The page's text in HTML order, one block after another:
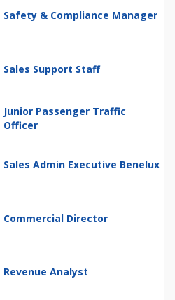
Safety & Compliance Manager
Sales Support Staff
Junior Passenger Traffic
Officer
Sales Admin Executive Benelux
Commercial Director
Revenue Analyst